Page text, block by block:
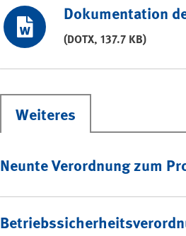
Dokumentation
(DOTX, 137.7 KB)
Weiteres
Neunte Verordnung zum